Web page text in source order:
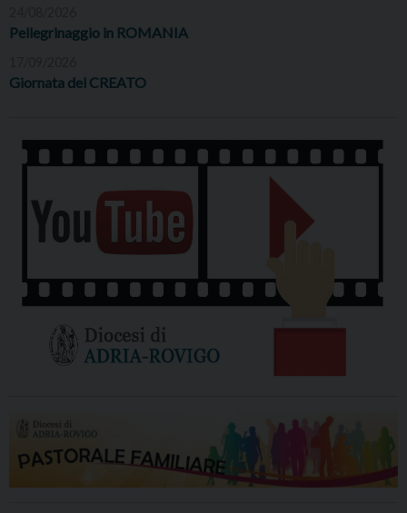
Pellegrinaggio in ROMANIA
Giornata del CREATO